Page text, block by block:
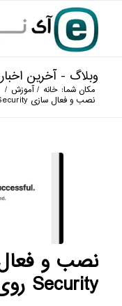
وبلاگ - آخرین اخبار
مکان شما: خانه / آموزش /
نصب و فعال سازی ESET Cyber ​​Security روی مک
Security روی مک